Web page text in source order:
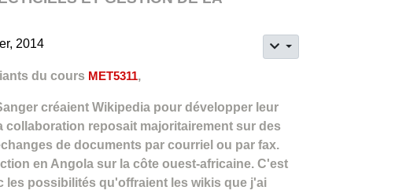
2014
du cours MET5311,
créaient Wikipedia pour développer leur
reposait majoritairement sur des
de documents par courriel ou par fax.
en Angola sur la côte ouest-africaine. C'est
les possibilités qu'offraient les wikis que j'ai